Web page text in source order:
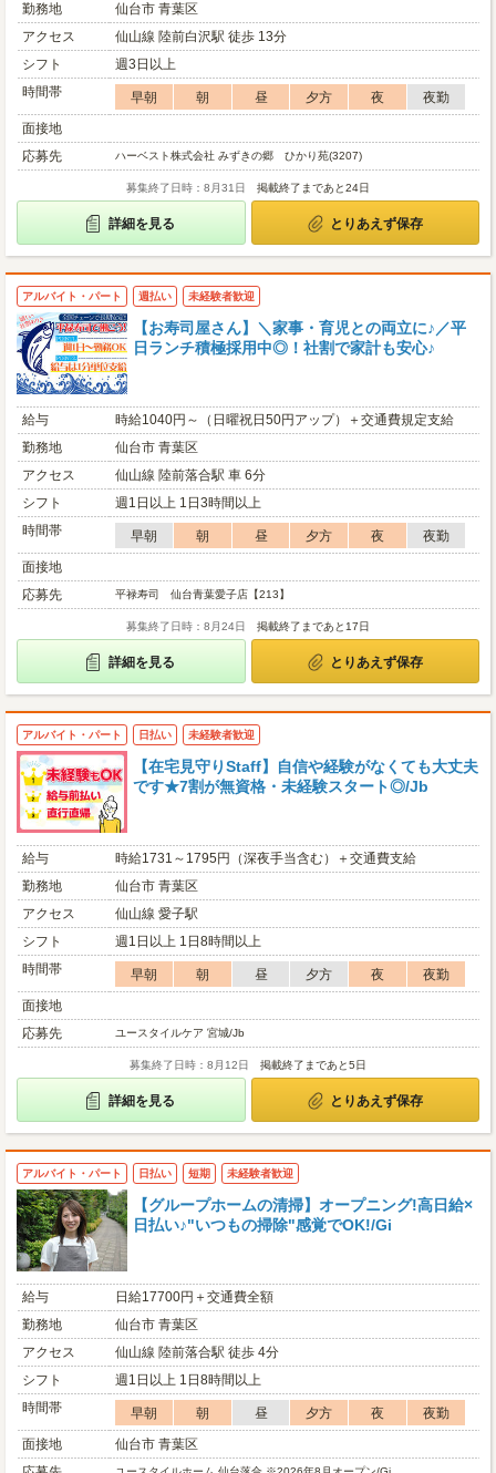
勤務地
仙台市 青葉区
アクセス
仙山線 陸前白沢駅 徒歩 13分
シフト
週3日以上
時間帯
早朝 朝 昼 夕方 夜
夜勤
面接地
応募先
ハーベスト株式会社 みずきの郷 ひかり苑(3207)
募集終了日時：8月31日 掲載終了まであと24日
詳細を見る とりあえず保存
アルバイト・パート 週払い 未経験者歓迎
【お寿司屋さん】＼家事・育児との両立に♪／平
日ランチ積極採用中◎！社割で家計も安心♪
給与
時給1040円～（日曜祝日50円アップ）＋交通費規定支給
勤務地
仙台市 青葉区
アクセス
仙山線 陸前落合駅 車 6分
シフト
週1日以上 1日3時間以上
時間帯
早朝 朝 昼 夕方 夜
夜勤
面接地
応募先
平禄寿司 仙台青葉愛子店【213】
募集終了日時：8月24日 掲載終了まであと17日
詳細を見る とりあえず保存
アルバイト・パート 日払い 未経験者歓迎
【在宅見守りStaff】自信や経験がなくても大丈夫
です★7割が無資格・未経験スタート◎/Jb
給与
時給1731～1795円（深夜手当含む）＋交通費支給
勤務地
仙台市 青葉区
アクセス
仙山線 愛子駅
シフト
週1日以上 1日8時間以上
時間帯
早朝 朝 昼 夕方 夜
夜勤
面接地
応募先
ユースタイルケア 宮城/Jb
募集終了日時：8月12日 掲載終了まであと5日
詳細を見る とりあえず保存
アルバイト・パート 日払い 短期 未経験者歓迎
【グループホームの清掃】オープニング!高日給×
日払い♪"いつもの掃除"感覚でOK!/Gi
給与
日給17700円＋交通費全額
勤務地
仙台市 青葉区
アクセス
仙山線 陸前落合駅 徒歩 4分
シフト
週1日以上 1日8時間以上
時間帯
早朝 朝 昼 夕方 夜
夜勤
面接地
仙台市 青葉区